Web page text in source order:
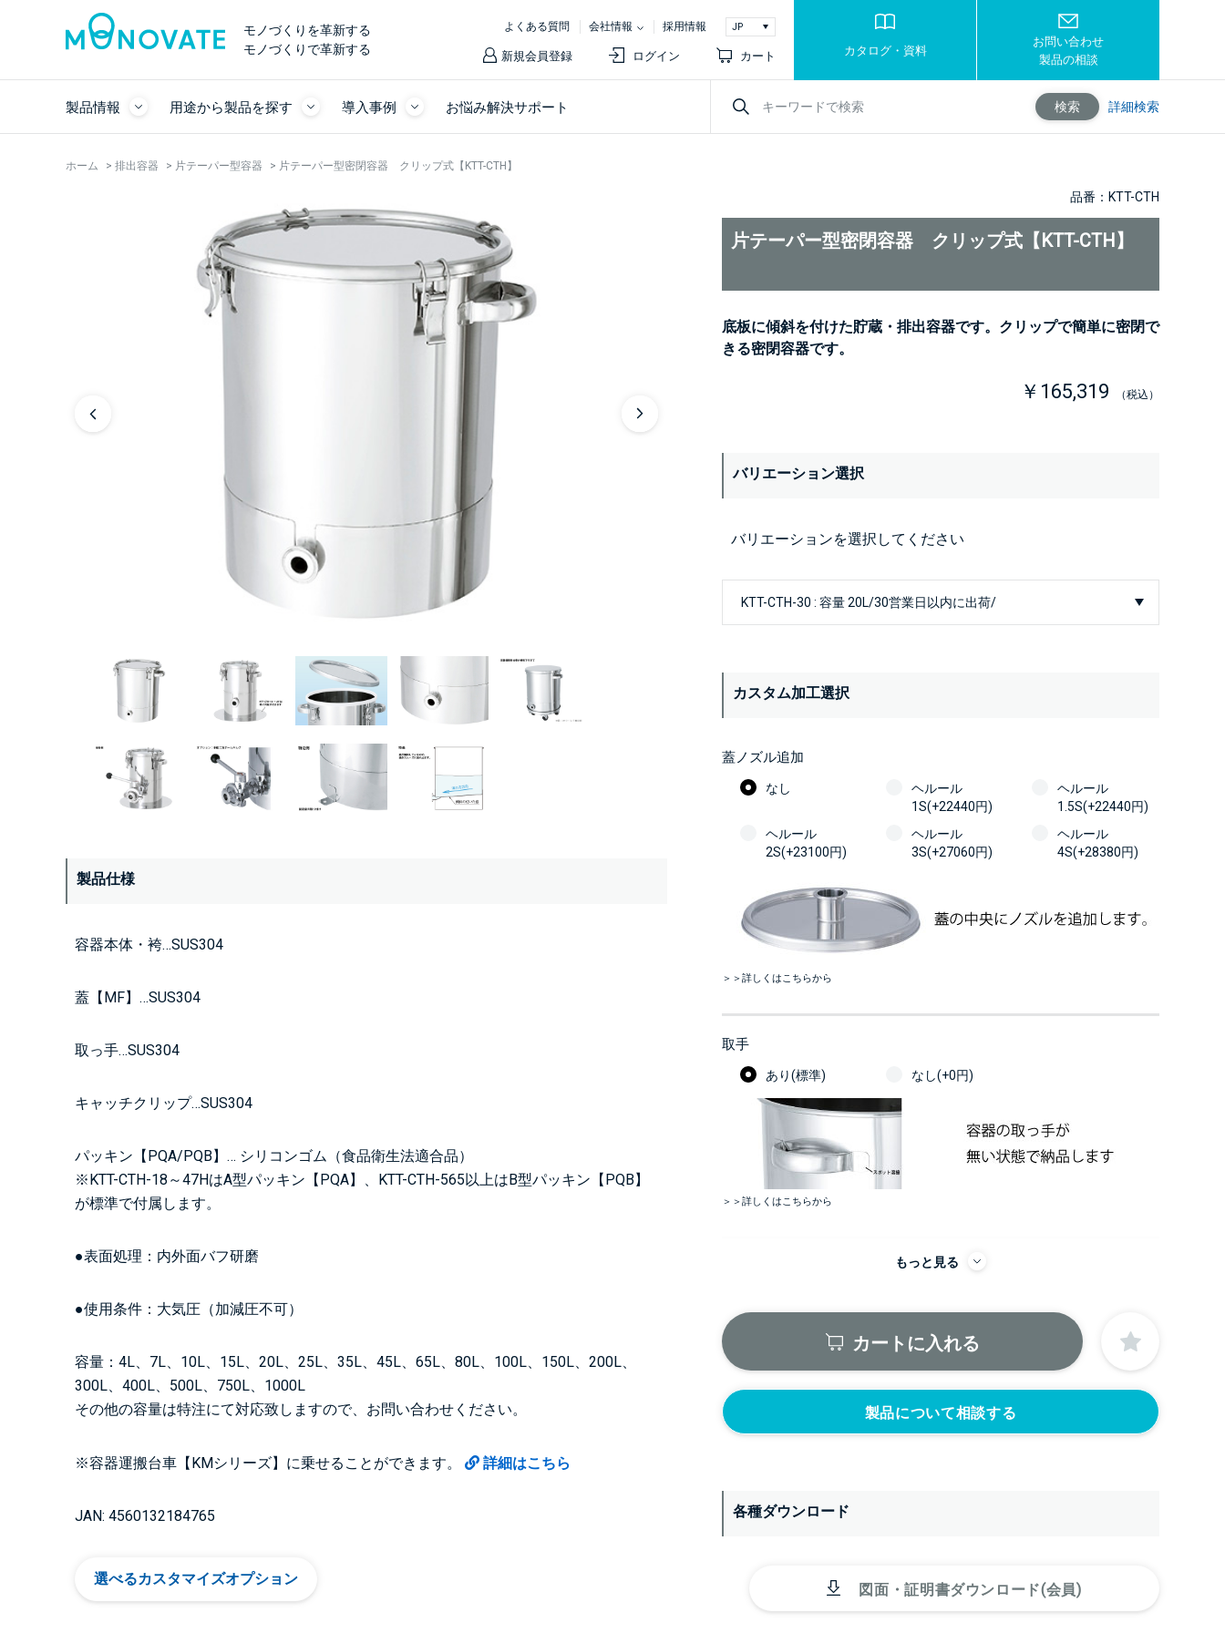
モノづくりを革新する
モノづくりで革新する
よくある質問 会社情報 採用情報
新規会員登録 ログイン カート カタログ・資料
お問い合わせ
製品の相談
製品情報 用途から製品を探す 導入事例 お悩み解決サポート 検索 詳細検索
ホーム > 排出容器 > 片テーパー型容器 > 片テーパー型密閉容器 クリップ式【KTT-CTH】
製品仕様
容器本体・袴…SUS304
蓋【MF】…SUS304
取っ手…SUS304
キャッチクリップ…SUS304
パッキン【PQA/PQB】… シリコンゴム（食品衛生法適合品）
※KTT-CTH-18～47HはA型パッキン【PQA】、KTT-CTH-565以上はB型パッキン【PQB】
が標準で付属します。
●表面処理：内外面バフ研磨
●使用条件：大気圧（加減圧不可）
容量：4L、7L、10L、15L、20L、25L、35L、45L、65L、80L、100L、150L、200L、
300L、400L、500L、750L、1000L
その他の容量は特注にて対応致しますので、お問い合わせください。
※容器運搬台車【KMシリーズ】に乗せることができます。 詳細はこちら
JAN: 4560132184765
選べるカスタマイズオプション
品番：KTT-CTH
片テーパー型密閉容器 クリップ式【KTT-CTH】
底板に傾斜を付けた貯蔵・排出容器です。クリップで簡単に密閉で
きる密閉容器です。
￥165,319 （税込）
バリエーション選択
バリエーションを選択してください
カスタム加工選択
蓋ノズル追加
なし
ヘルール
1S(+22440円)
ヘルール
1.5S(+22440円)
ヘルール
2S(+23100円)
ヘルール
3S(+27060円)
ヘルール
4S(+28380円)
＞＞詳しくはこちらから
取手
あり(標準) なし(+0円)
＞＞詳しくはこちらから
正面側の上部にノズルをつける
1/4’(+22440円)
3/8’(+22440円)
1/2’(+22440円)
ソケット
ソケット
1/2’(+22440円)
ヘルール
ヘルール
1.5S’(+22440円)
ヘルール
なし
もっと見る
カートに入れる
製品について相談する
各種ダウンロード
図面・証明書ダウンロード(会員)